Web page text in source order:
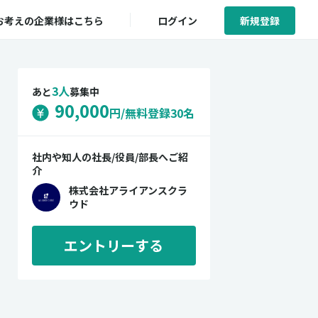
考えの企業様はこちら ログイン 新規登録
あと3人募集中
90,000円/無料登録30名
社内や知人の社長/役員/部長へご紹
介
株式会社アライアンスクラ
ウド
エントリーする